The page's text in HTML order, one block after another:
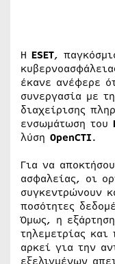
Η ESET,
έκανε ανέφερε
συνεργασία με
διαχείρισης
ενσωμάτωση του
λύση OpenCTI.
Για να
ασφαλείας, οι
συγκεντρώνουν
ποσότητες
Όμως, η
τηλεμετρίας
αρκεί για την